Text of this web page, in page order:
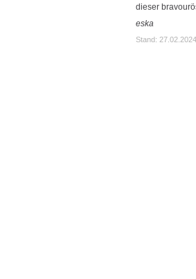
dieser
eska
Stand: 27.02.2024